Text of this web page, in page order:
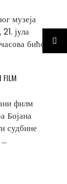
музеја
јула
биће
FILM
филм
Бојана
судбине